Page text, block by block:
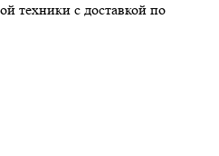
техники с доставкой по